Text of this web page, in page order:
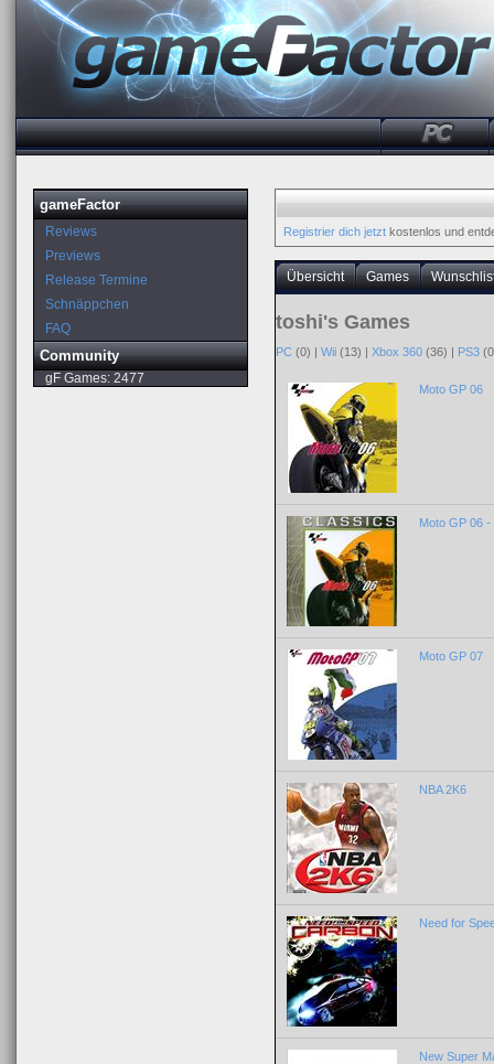
Registrier dich jetzt kostenlos und
Übersicht Games
toshi's Games
PC (0) | Wii (13) | Xbox 360 (36) | PS3
Moto GP 06
Moto GP 06
Moto GP 07
NBA 2K6
Need for
New Super
gameFactor
Reviews
Previews
Release Termine
Schnäppchen
FAQ
Community
gF Games: 2477